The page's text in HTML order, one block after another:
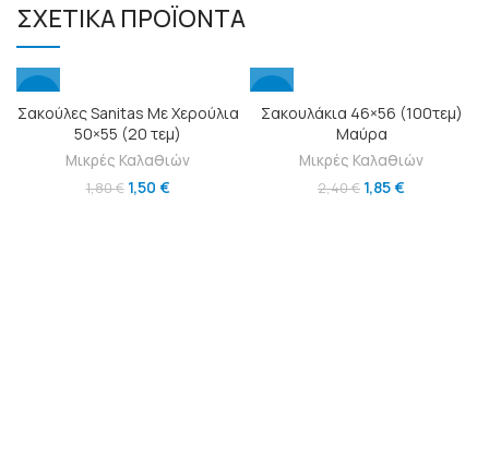
ΣΧΕΤΙΚΆ ΠΡΟΪΌΝΤΑ
-17%
Σακούλες Sanitas Με Χερούλια
50×55 (20 τεμ)
Μικρές Καλαθιών
1,80€ 1,50 €
-23%
Σακουλάκια 46×56 (100τεμ)
Μαύρα
Μικρές Καλαθιών
2,40€ 1,85€